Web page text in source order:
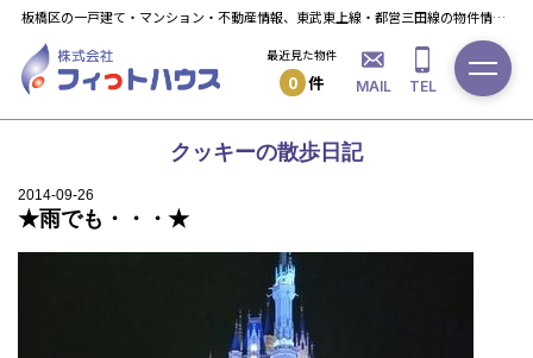
板橋区の一戸建て・マンション・不動産情報、東武東上線・都営三田線の物件情報ならフィっト・ハウスへ！
最近見た物件
0 件 MAIL TEL
クッキーの散歩日記
2014-09-26
★雨でも・・・★